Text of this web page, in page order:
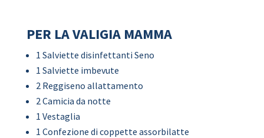
PER LA VALIGIA MAMMA
1 Salviette disinfettanti Seno
1 Salviette imbevute
2 Reggiseno allattamento
2 Camicia da notte
1 Vestaglia
1 Confezione di coppette assorbilatte